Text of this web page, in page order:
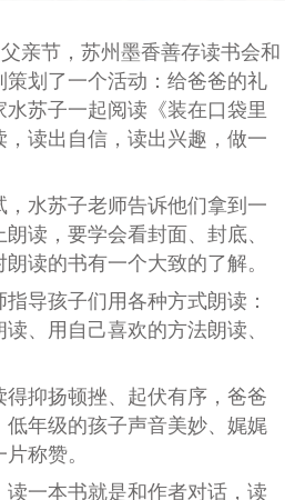
亲节，苏州墨香善存读书会和
划了一个活动：给爸爸的礼
苏子一起阅读《装在口袋里
，读出自信，读出兴趣，做一
，水苏子老师告诉他们拿到一
读，要学会看封面、封底、
读的书有一个大致的了解。
导孩子们用各种方式朗读：
、用自己喜欢的方法朗读、
得抑扬顿挫、起伏有序，爸爸
年级的孩子声音美妙、娓娓
称赞。
读一本书就是和作者对话，读